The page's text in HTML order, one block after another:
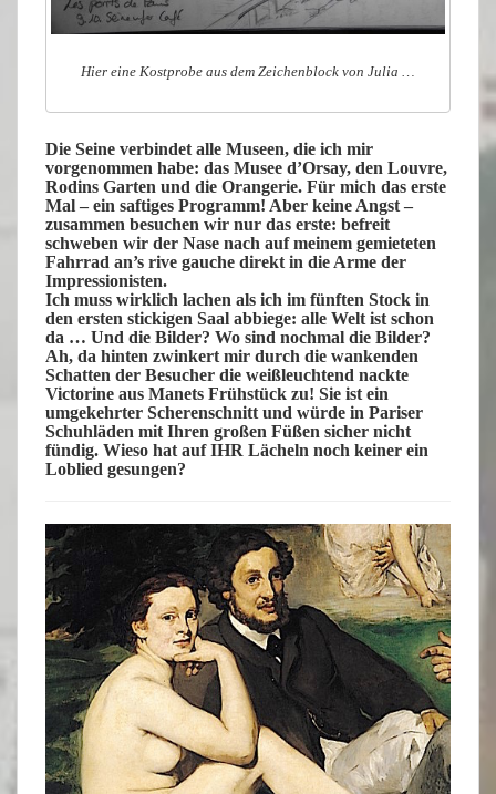
Hier eine Kostprobe aus dem Zeichenblock von Julia …
Die Seine verbindet alle Museen, die ich mir
vorgenommen habe: das Musee d’Orsay, den Louvre,
Rodins Garten und die Orangerie. Für mich das erste
Mal – ein saftiges Programm! Aber keine Angst –
zusammen besuchen wir nur das erste: befreit
schweben wir der Nase nach auf meinem gemieteten
Fahrrad an’s rive gauche direkt in die Arme der
Impressionisten.
Ich muss wirklich lachen als ich im fünften Stock in
den ersten stickigen Saal abbiege: alle Welt ist schon
da … Und die Bilder? Wo sind nochmal die Bilder?
Ah, da hinten zwinkert mir durch die wankenden
Schatten der Besucher die weißleuchtend nackte
Victorine aus Manets Frühstück zu! Sie ist ein
umgekehrter Scherenschnitt und würde in Pariser
Schuhläden mit Ihren großen Füßen sicher nicht
fündig. Wieso hat auf IHR Lächeln noch keiner ein
Loblied gesungen?